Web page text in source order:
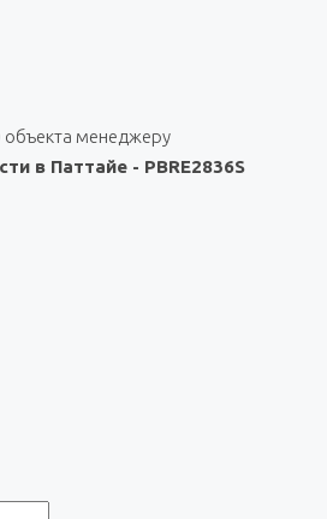
объекта менеджеру
в Паттайе - PBRE2836S